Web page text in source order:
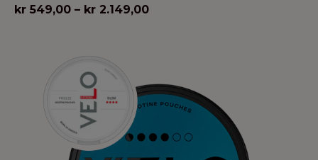
kr 549,00 – kr 2.149,00Prisinterval: